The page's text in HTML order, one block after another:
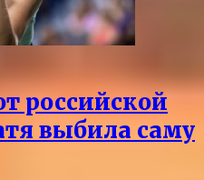
российской
выбила саму